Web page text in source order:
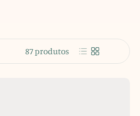
87 produtos